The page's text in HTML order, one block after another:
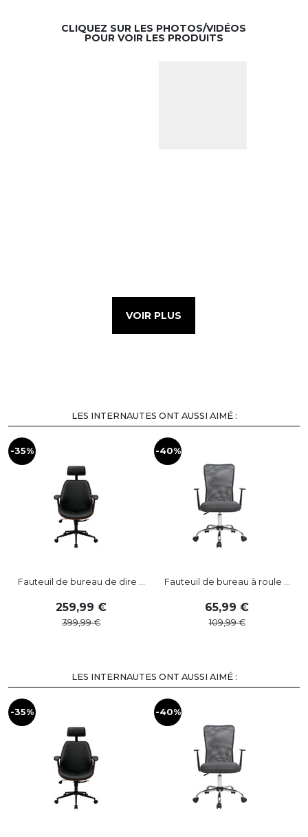
CLIQUEZ SUR LES PHOTOS/VIDÉOS
POUR VOIR LES PRODUITS
VOIR PLUS
LES INTERNAUTES ONT AUSSI AIMÉ :
-35%
Fauteuil de bureau de dire ...
259,99
399,99
-40%
Fauteuil de bureau à roule ...
65,99
109,99
LES INTERNAUTES ONT AUSSI AIMÉ :
-35% -40%